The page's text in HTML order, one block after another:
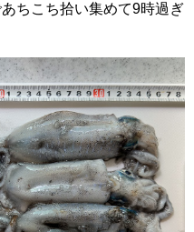
ちこち拾い集めて9時過ぎ